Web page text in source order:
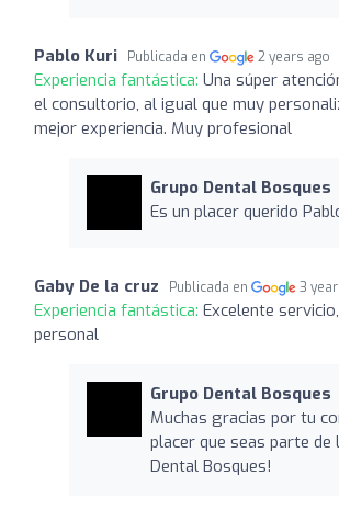
Pablo Kuri Publicada en 2 years ago
Experiencia fantástica: Una súper
el consultorio, al igual que muy
mejor experiencia. Muy profesional
Grupo Dental Bosques
Es un placer querido
Gaby De la cruz Publicada en 3
Experiencia fantástica: Excelente
personal
Grupo Dental Bosques
Muchas gracias por tu
placer que seas parte de
Dental Bosques!